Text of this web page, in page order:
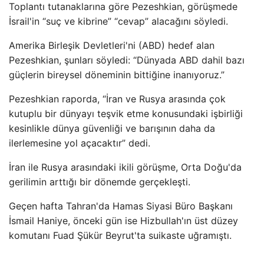
Toplantı tutanaklarına göre Pezeshkian, görüşmede
İsrail'in “suç ve kibrine” “cevap” alacağını söyledi.
Amerika Birleşik Devletleri'ni (ABD) hedef alan
Pezeshkian, şunları söyledi: “Dünyada ABD dahil bazı
güçlerin bireysel döneminin bittiğine inanıyoruz.”
Pezeshkian raporda, “İran ve Rusya arasında çok
kutuplu bir dünyayı teşvik etme konusundaki işbirliği
kesinlikle dünya güvenliği ve barışının daha da
ilerlemesine yol açacaktır” dedi.
İran ile Rusya arasındaki ikili görüşme, Orta Doğu'da
gerilimin arttığı bir dönemde gerçekleşti.
Geçen hafta Tahran'da Hamas Siyasi Büro Başkanı
İsmail Haniye, önceki gün ise Hizbullah'ın üst düzey
komutanı Fuad Şükür Beyrut'ta suikaste uğramıştı.